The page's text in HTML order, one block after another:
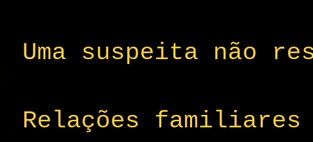
Uma suspeita não
Relações familiares